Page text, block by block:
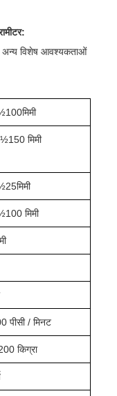
अन्य विशेष आवश्यकताओं
100मिमी
50 मिमी
25मिमी
100 मिमी
0 पीसी / मिनट
0 किग्रा